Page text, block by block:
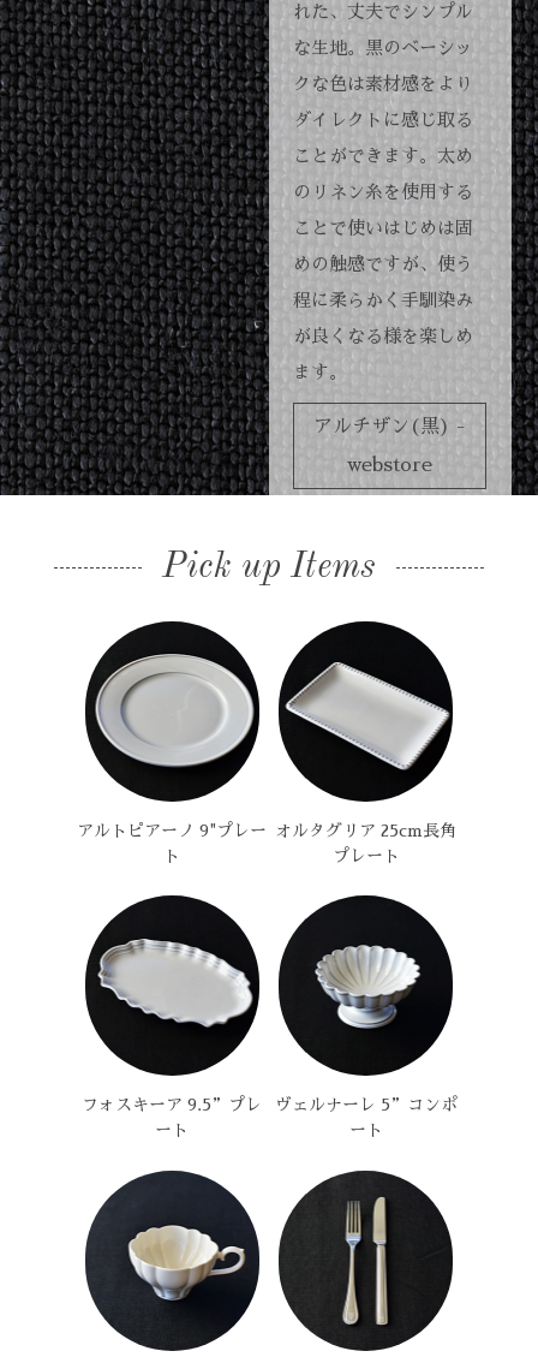
れた、丈夫でシンプル
な生地。黒のベーシッ
クな色は素材感をより
ダイレクトに感じ取る
ことができます。太め
のリネン糸を使用する
ことで使いはじめは固
めの触感ですが、使う
程に柔らかく手馴染み
が良くなる様を楽しめ
ます。
アルチザン(黒) -
webstore
Pick up Items
アルトピアーノ 9"プレー
ト
オルタグリア 25cm長角
プレート
フォスキーア 9.5”プレ
ート
ヴェルナーレ 5”コンポ
ート